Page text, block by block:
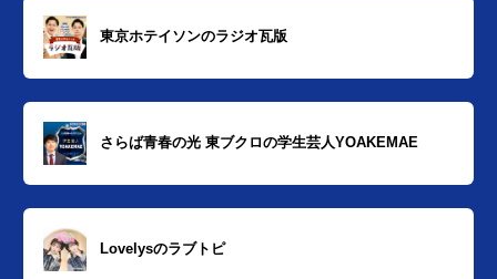
東京ホテイソンのラジオ瓦版
さらば青春の光 東ブクロの学生芸人YOAKEMAE
Lovelysのラブトピ